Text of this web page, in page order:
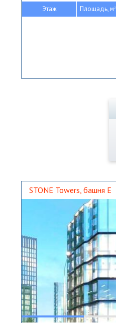
Этаж Площадь, м2
STONE Towers, башня Е